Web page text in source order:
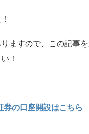
ますので、この記事
！
券の口座開設はこちら